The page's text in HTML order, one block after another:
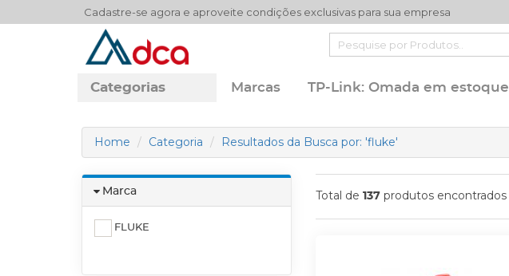
Cadastre-se agora e aproveite condições exclusivas para sua empresa
Categorias Marcas TP-Link: Omada em estoque
Home Categoria Resultados da Busca por: 'fluke'
Marca
FLUKE
Total de 137produtos encontrados